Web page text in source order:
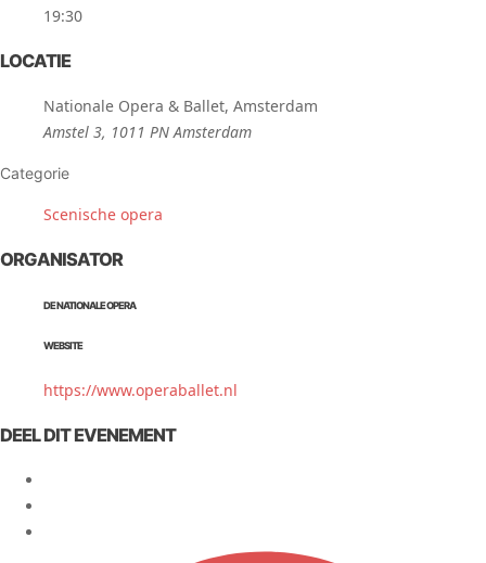
19:30
LOCATIE
Nationale Opera & Ballet, Amsterdam
Amstel 3, 1011 PN Amsterdam
Categorie
Scenische opera
ORGANISATOR
DE NATIONALE OPERA
WEBSITE
https://www.operaballet.nl
DEEL DIT EVENEMENT